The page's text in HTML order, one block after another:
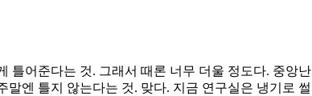
틀어준다는 것. 그래서 때론 너무 더울 정도다. 중
말엔 틀지 않는다는 것. 맞다. 지금 연구실은 냉기로